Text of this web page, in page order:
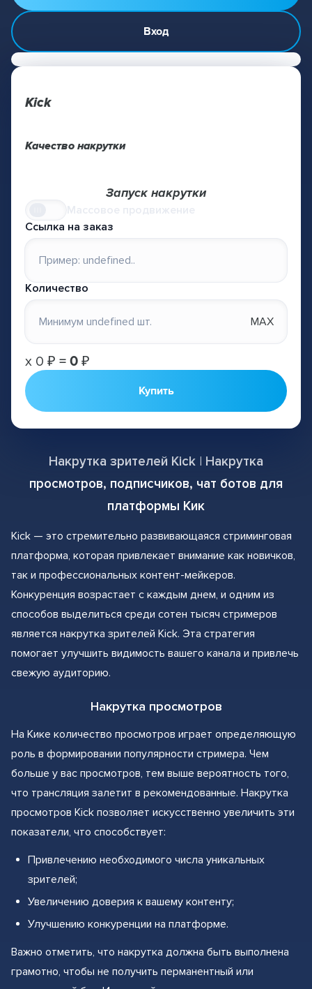
Вход
Kick
Качество накрутки
Запуск накрутки
Ссылка на заказ
Количество
MAX
х 0 ₽ = 0 ₽
Купить
Накрутка зрителей Kick | Накрутка
просмотров, подписчиков, чат ботов для
платформы Кик
Kick — это стремительно развивающаяся стриминговая
платформа, которая привлекает внимание как новичков,
так и профессиональных контент-мейкеров.
Конкуренция возрастает с каждым днем, и одним из
способов выделиться среди сотен тысяч стримеров
является накрутка зрителей Kick. Эта стратегия
помогает улучшить видимость вашего канала и привлечь
свежую аудиторию.
Накрутка просмотров
На Кике количество просмотров играет определяющую
роль в формировании популярности стримера. Чем
больше у вас просмотров, тем выше вероятность того,
что трансляция залетит в рекомендованные. Накрутка
просмотров Kick позволяет искусственно увеличить эти
показатели, что способствует:
Привлечению необходимого числа уникальных
зрителей;
Увеличению доверия к вашему контенту;
Улучшению конкуренции на платформе.
Важно отметить, что накрутка должна быть выполнена
грамотно, чтобы не получить перманентный или